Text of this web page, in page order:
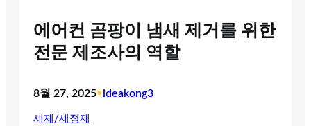
에어컨 곰팡이 냄새 제거를 위한
전문 제조사의 역할
8월 27, 2025•ideakong3
세제/세정제